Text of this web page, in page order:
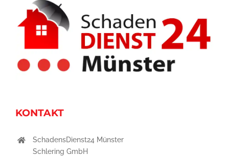
KONTAKT
SchadensDienst24 Münster
Schlering GmbH